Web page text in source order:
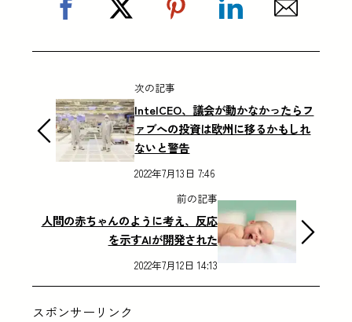
次の記事
IntelCEO、議会が動かなかったらフ
ァブへの投資は欧州に移るかもしれ
ないと警告
2022年7月13日 7:46
前の記事
人間の赤ちゃんのように考え、反応
を示すAIが開発された
2022年7月12日 14:13
スポンサーリンク